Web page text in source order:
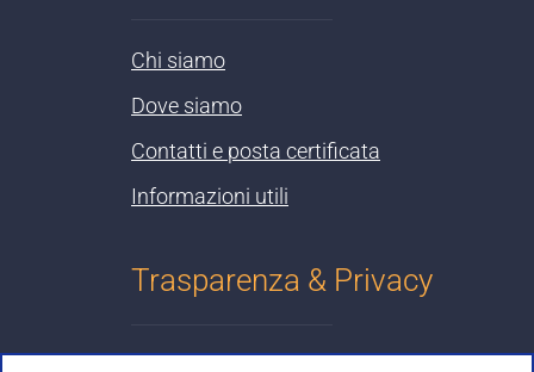
Chi siamo
Dove siamo
Contatti e posta certificata
Informazioni utili
Trasparenza & Privacy